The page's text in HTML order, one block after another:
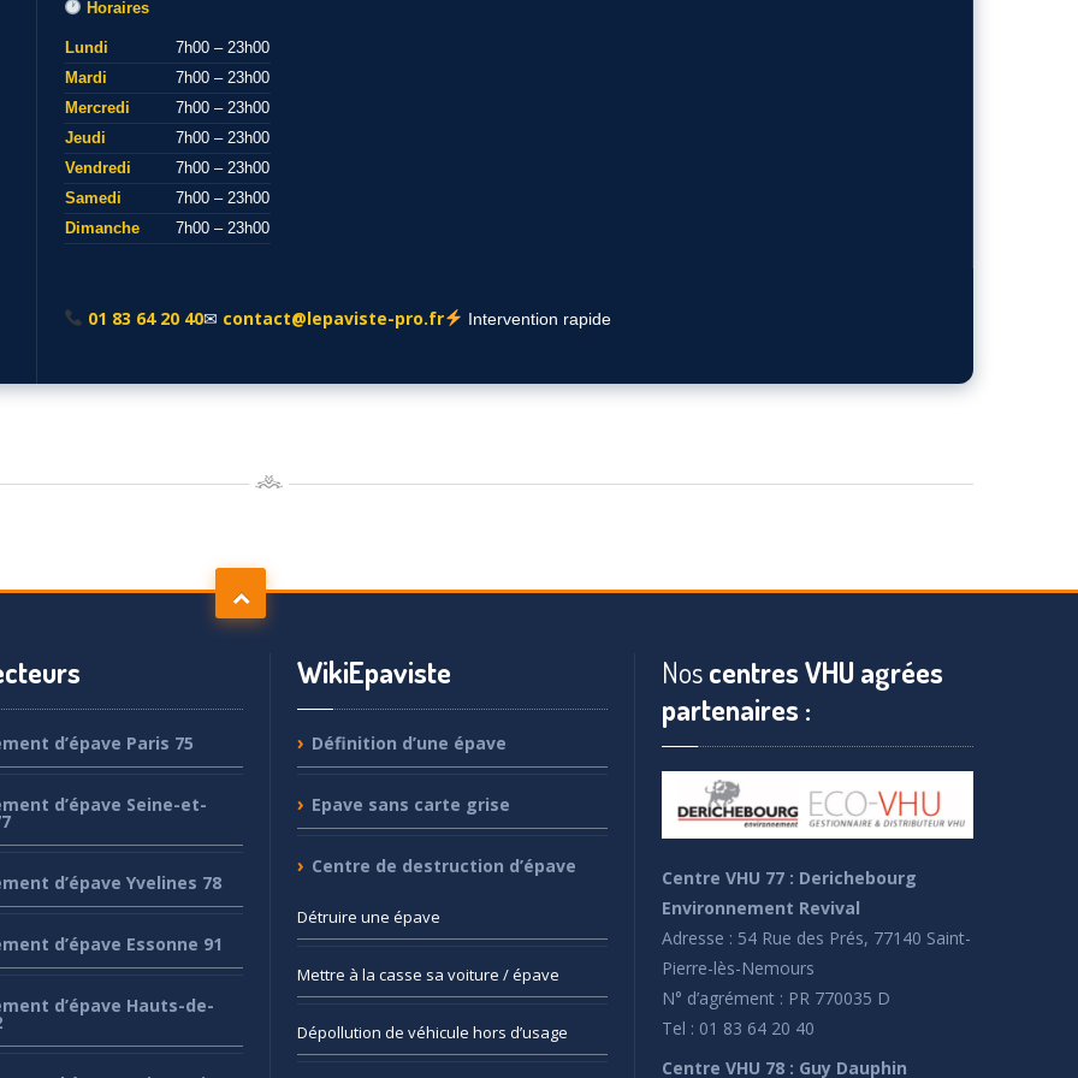
Horaires
Lundi
7h00 – 23h00
Mardi
7h00 – 23h00
Mercredi
7h00 – 23h00
Jeudi
7h00 – 23h00
Vendredi
7h00 – 23h00
Samedi
7h00 – 23h00
Dimanche
7h00 – 23h00
01 83 64 20 40✉ contact@lepaviste-pro.fr Intervention rapide
d’épave Paris 75
d’épave Seine-et-
d’épave Yvelines 78
d’épave Essonne 91
d’épave Hauts-de-
WikiEpaviste
Définition d’une épave
Epave sans carte grise
Centre de destruction d’épave
Détruire une épave
Mettre à la casse sa voiture / épave
Dépollution de véhicule hors d’usage
Noscentres VHU agrées
partenaires :
Centre VHU 77 : Derichebourg
Environnement Revival
Adresse : 54 Rue des Prés, 77140 Saint-
Pierre-lès-Nemours
N° d’agrément : PR 770035 D
Tel : 01 83 64 20 40
Centre VHU 78 : Guy Dauphin